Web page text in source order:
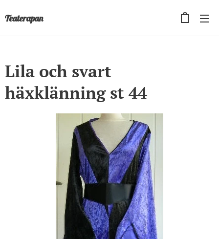
Teaterapan
Lila och svart
häxklänning st 44